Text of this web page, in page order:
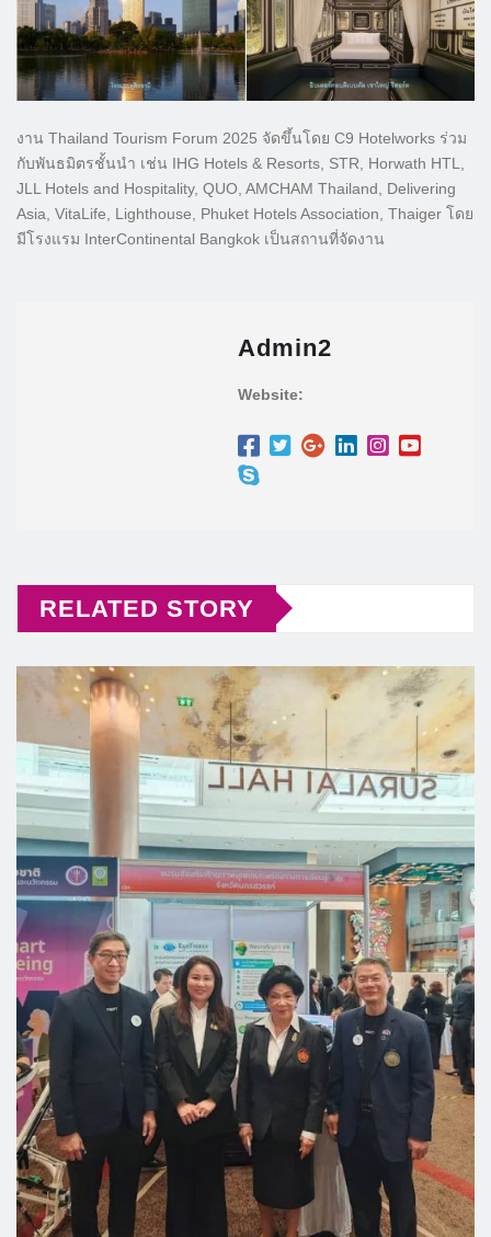
งาน Thailand Tourism Forum 2025 จัดขึ้นโดย C9 Hotelworks ร่วม
กับพันธมิตรชั้นนำ เช่น IHG Hotels & Resorts, STR, Horwath HTL,
JLL Hotels and Hospitality, QUO, AMCHAM Thailand, Delivering
Asia, VitaLife, Lighthouse, Phuket Hotels Association, Thaiger โดย
มีโรงแรม InterContinental Bangkok เป็นสถานที่จัดงาน
Admin2
Website:
RELATED STORY